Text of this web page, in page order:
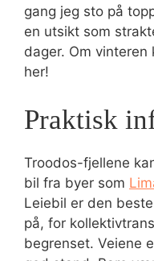
gang jeg sto på
en utsikt som
dager. Om
her!
Praktisk
Troodos-fjellene
bil fra byer som
Leiebil er den
på, for
begrenset. Veiene